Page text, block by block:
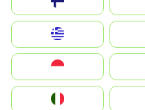
Magyarország